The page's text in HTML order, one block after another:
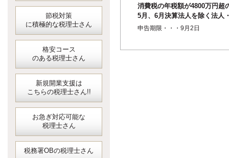
節税対策
に積極的な税理士さん
格安コース
のある税理士さん
新規開業支援は
こちらの税理士さん!!
お急ぎ対応可能な
税理士さん
税務署OBの税理士さん
消費税の年税額が4800万円超
5月、6月決算法人を除く法人
個人事業者の1月ごとの中間申
申告期限・・・9月2日